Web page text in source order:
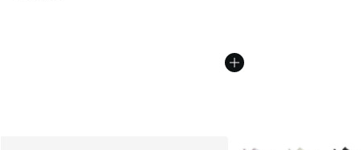
Plus de couleurs